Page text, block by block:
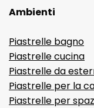
Ambienti
Piastrelle bagno
Piastrelle cucina
Piastrelle da
Piastrelle per la
Piastrelle per